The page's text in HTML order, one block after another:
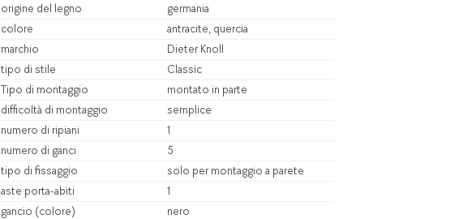
origine del legno
germania
colore
antracite, quercia
marchio
Dieter Knoll
tipo di stile
Classic
Tipo di montaggio
montato in parte
difficoltà di montaggio
semplice
numero di ripiani
1
numero di ganci
5
tipo di fissaggio
solo per montaggio a parete
aste porta-abiti
1
gancio (colore)
nero